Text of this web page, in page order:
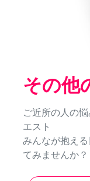
その他
ご近所の人の
エスト
みんなが抱え
てみませんか？